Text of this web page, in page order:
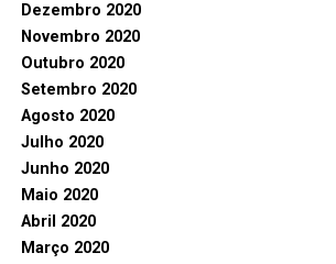
Dezembro 2020
Novembro 2020
Outubro 2020
Setembro 2020
Agosto 2020
Julho 2020
Junho 2020
Maio 2020
Abril 2020
Março 2020